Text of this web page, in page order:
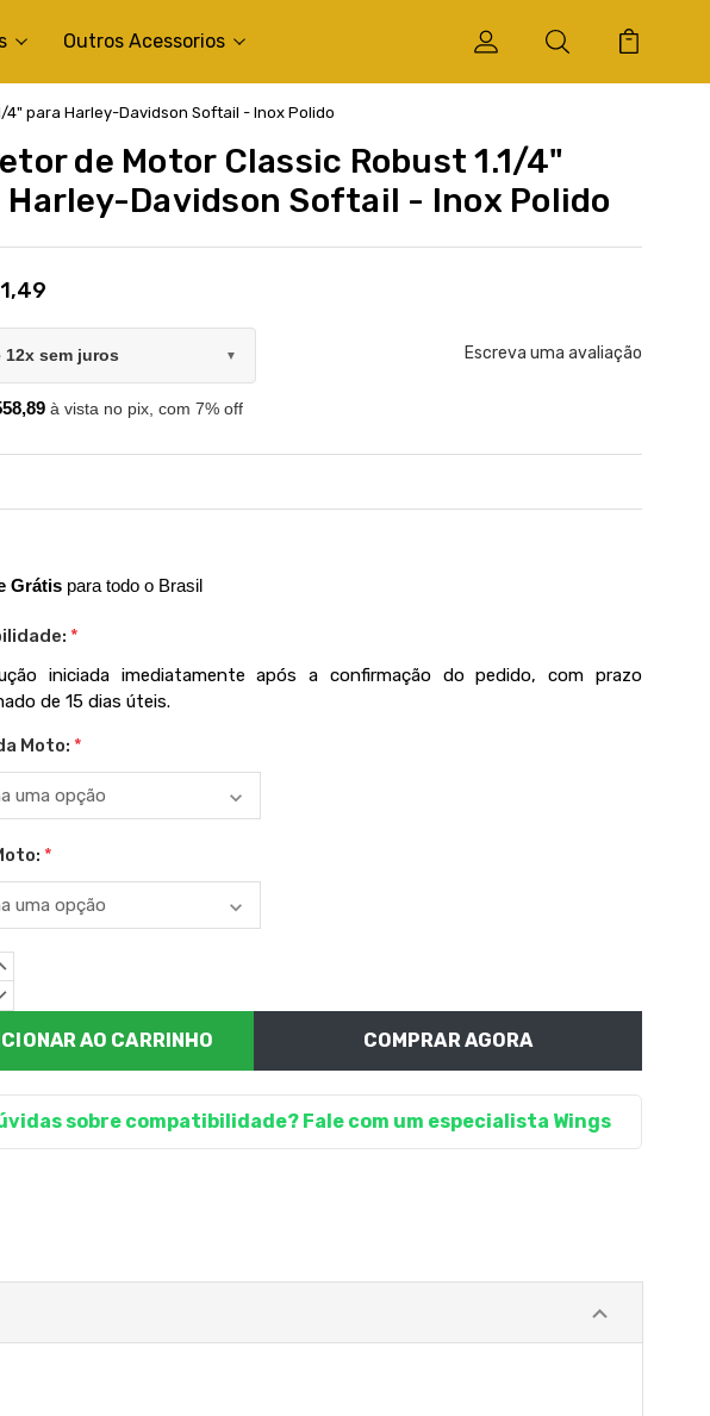
Outros Acessorios
4" para Harley-Davidson Softail - Inox Polido
de Motor Classic Robust 1.1/4"
Harley-Davidson Softail - Inox Polido
12x sem juros ▼
à vista no pix, com 7% off
Escreva uma avaliação
Grátis para todo o Brasil
*
iniciada imediatamente após a confirmação do pedido, com prazo
de 15 dias úteis.
Moto: *
*
QUANTIDADE
QUANTIDADE
COMPRAR AGORA
sobre compatibilidade? Fale com um especialista Wings